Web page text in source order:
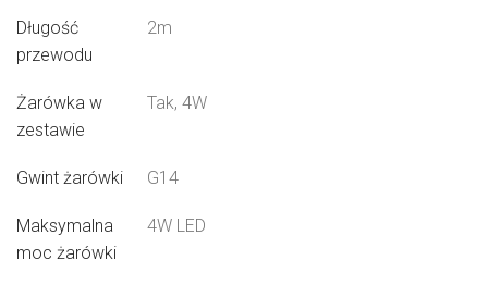
Długość
przewodu
2m
Żarówka w
zestawie
Tak, 4W
Gwint żarówki G14
Maksymalna
moc żarówki
4W LED